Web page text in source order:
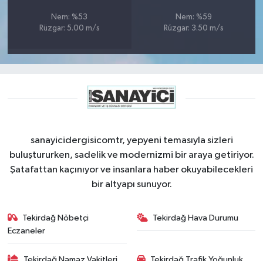
Nem: %53
Rüzgar: 5.00 m/s
Nem: %59
Rüzgar: 3.50 m/s
sanayicidergisicomtr, yepyeni temasıyla sizleri
buluştururken, sadelik ve modernizmi bir araya getiriyor.
Şatafattan kaçınıyor ve insanlara haber okuyabilecekleri
bir altyapı sunuyor.
Tekirdağ Nöbetçi
Eczaneler
Tekirdağ Hava Durumu
Tekirdağ Namaz Vakitleri
Tekirdağ Trafik Yoğunluk